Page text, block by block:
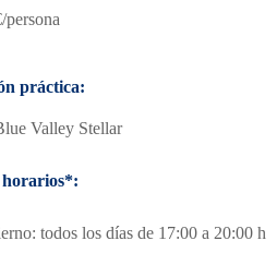
persona
práctica:
Valley Stellar
horarios*:
todos los días de 17:00 a 20:00 h